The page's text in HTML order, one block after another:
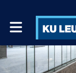
Toggle main navigation